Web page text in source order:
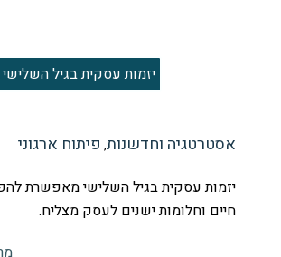
יזמות עסקית בגיל השלישי
אסטרטגיה וחדשנות,פיתוח ארגוני
יזמות עסקית בגיל השלישי מאפשרת להפוך
חיים וחלומות ישנים לעסק מצליח.